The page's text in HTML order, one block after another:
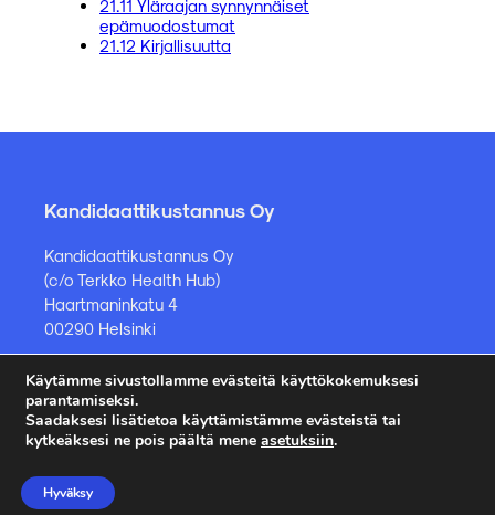
21.11 Yläraajan synnynnäiset
epämuodostumat
21.12 Kirjallisuutta
Kandidaattikustannus Oy
Kandidaattikustannus Oy
(c/o Terkko Health Hub)
Haartmaninkatu 4
00290 Helsinki
Kirjakauppa ja muut asiat
kauppa@kandidaattikustannus.fi
Käytämme sivustollamme evästeitä käyttökokemuksesi
parantamiseksi.
Saadaksesi lisätietoa käyttämistämme evästeistä tai
kytkeäksesi ne pois päältä mene asetuksiin.
Hyväksy